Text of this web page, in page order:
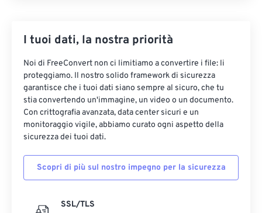
I tuoi dati, la nostra priorità
Noi di FreeConvert non ci limitiamo a convertire i file: li
proteggiamo. Il nostro solido framework di sicurezza
garantisce che i tuoi dati siano sempre al sicuro, che tu
stia convertendo un'immagine, un video o un documento.
Con crittografia avanzata, data center sicuri e un
monitoraggio vigile, abbiamo curato ogni aspetto della
sicurezza dei tuoi dati.
Scopri di più sul nostro impegno per la sicurezza
SSL/TLS